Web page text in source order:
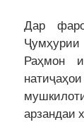
Дар
Раҳмон
арзандаи